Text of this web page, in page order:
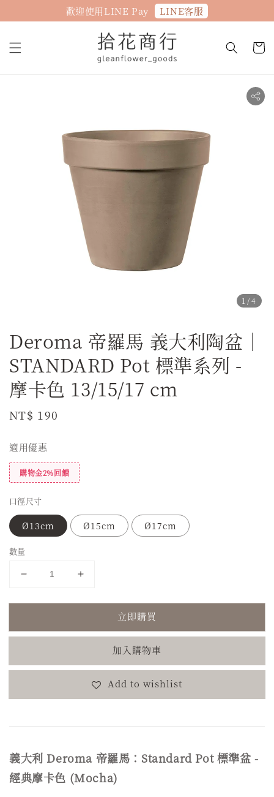
歡迎使用LINE Pay LINE客服
1 /4
Deroma 帝羅馬 義大利陶盆｜
STANDARD Pot 標準系列 -
摩卡色 13/15/17 cm
Regular
NT$ 190
適用優惠
購物金2%回饋
口徑尺寸
Ø13cm Ø15cm Ø17cm
數量
立即購買
加入購物車
Add to wishlist
義大利 Deroma 帝羅馬：Standard Pot 標準盆 -
經典摩卡色 (Mocha)